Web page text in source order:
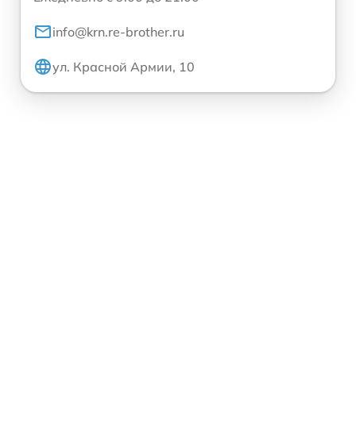
info@krn.re-brother.ru
ул. Красной Армии, 10